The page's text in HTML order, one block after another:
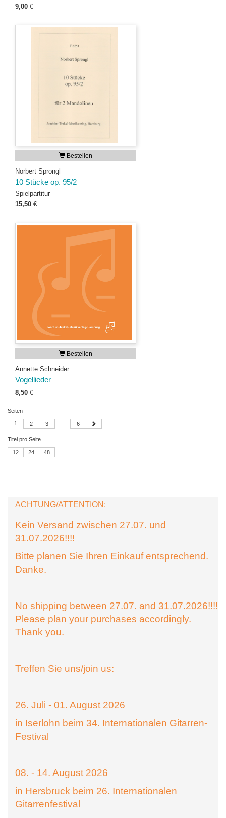
9,00 €
Bestellen
Norbert Sprongl
10 Stücke op. 95/2
Spielpartitur
15,50 €
Bestellen
Annette Schneider
Vogellieder
8,50 €
Seiten
1 2 3 ... 6
Titel pro Seite
12 24 48
ACHTUNG/ATTENTION:
Kein Versand zwischen 27.07. und
31.07.2026!!!!
Bitte planen Sie Ihren Einkauf entsprechend.
Danke.
No shipping between 27.07. and 31.07.2026!!!!
Please plan your purchases accordingly.
Thank you.
Treffen Sie uns/join us:
26. Juli - 01. August 2026
in Iserlohn beim 34. Internationalen Gitarren-
Festival
08. - 14. August 2026
in Hersbruck beim 26. Internationalen
Gitarrenfestival